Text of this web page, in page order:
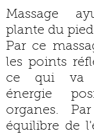
Massage
plante du
Par ce
les points
ce qui va
énergie
organes.
équilibre de